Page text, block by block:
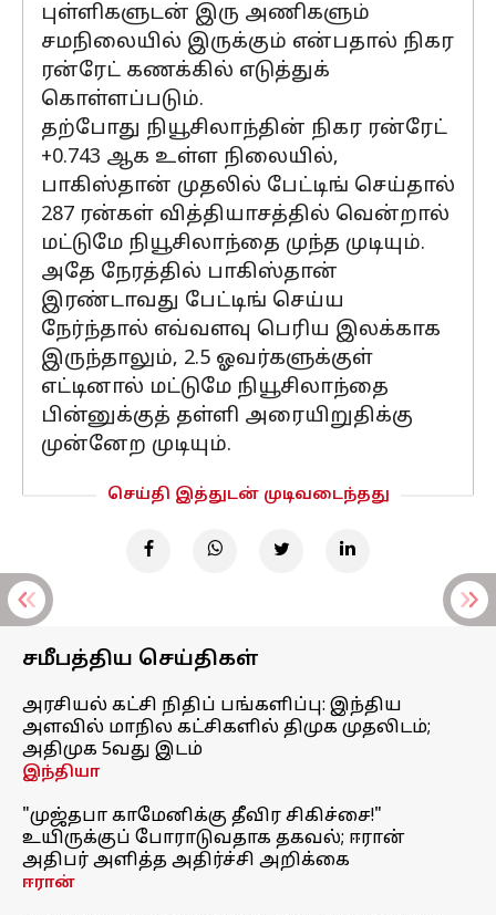
புள்ளிகளுடன் இரு அணிகளும்
சமநிலையில் இருக்கும் என்பதால் நிகர
ரன்ரேட் கணக்கில் எடுத்துக்
கொள்ளப்படும்.
தற்போது நியூசிலாந்தின் நிகர ரன்ரேட்
+0.743 ஆக உள்ள நிலையில்,
பாகிஸ்தான் முதலில் பேட்டிங் செய்தால்
287 ரன்கள் வித்தியாசத்தில் வென்றால்
மட்டுமே நியூசிலாந்தை முந்த முடியும்.
அதே நேரத்தில் பாகிஸ்தான்
இரண்டாவது பேட்டிங் செய்ய
நேர்ந்தால் எவ்வளவு பெரிய இலக்காக
இருந்தாலும், 2.5 ஓவர்களுக்குள்
எட்டினால் மட்டுமே நியூசிலாந்தை
பின்னுக்குத் தள்ளி அரையிறுதிக்கு
முன்னேற முடியும்.
செய்தி இத்துடன் முடிவடைந்தது
சமீபத்திய செய்திகள்
அரசியல் கட்சி நிதிப் பங்களிப்பு: இந்திய
அளவில் மாநில கட்சிகளில் திமுக முதலிடம்;
அதிமுக 5வது இடம்
இந்தியா
"முஜ்தபா காமேனிக்கு தீவிர சிகிச்சை!"
உயிருக்குப் போராடுவதாக தகவல்; ஈரான்
அதிபர் அளித்த அதிர்ச்சி அறிக்கை
ஈரான்